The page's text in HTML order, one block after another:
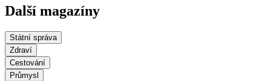
Další magazíny
Státní správa
Zdraví
Cestování
Průmysl